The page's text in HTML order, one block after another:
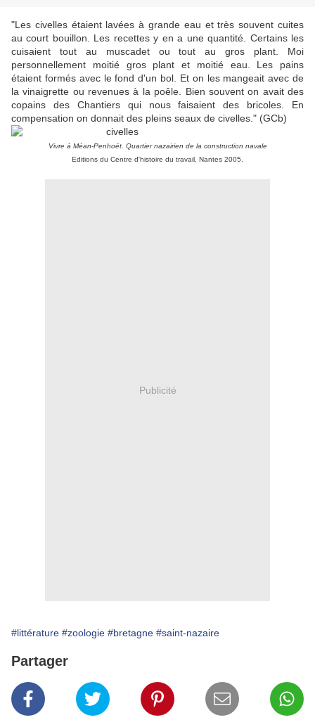
"Les civelles étaient lavées à grande eau et très souvent cuites
au court bouillon. Les recettes y en a une quantité. Certains les
cuisaient tout au muscadet ou tout au gros plant. Moi
personnellement moitié gros plant et moitié eau. Les pains
étaient formés avec le fond d'un bol. Et on les mangeait avec de
la vinaigrette ou revenues à la poêle. Bien souvent on avait des
copains des Chantiers qui nous faisaient des bricoles. En
compensation on donnait des pleins seaux de civelles." (GCb)
Vivre à Méan-Penhoët. Quartier nazairien de la construction navale
Editions du Centre d'histoire du travail, Nantes 2005.
Publicité
#littérature #zoologie #bretagne #saint-nazaire
Partager